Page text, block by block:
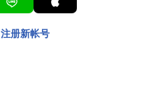
注册新帐号